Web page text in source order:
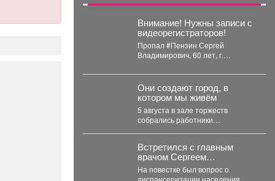
Внимание! Нужны записи с
видеорегистраторов!
Пропал #Пензин Сергей
Владимирович, 60 лет, г.
года его...
Они создают город, в
котором мы живём
5 августа в зале торжеств
собрались работники
проектировщики, руководители
и...
Встретился с главным
врачом Сергеем
Валерьевичем
Рыбниковым.
На повестке был вопрос о